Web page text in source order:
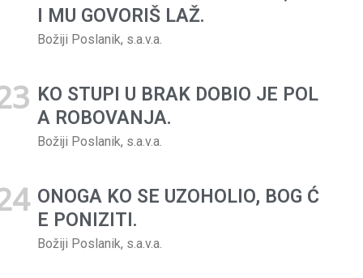
I MU GOVORIŠ LAŽ.
Božiji Poslanik, s.a.v.a.
KO STUPI U BRAK DOBIO JE POL
A ROBOVANJA.
Božiji Poslanik, s.a.v.a.
ONOGA KO SE UZOHOLIO, BOG Ć
E PONIZITI.
Božiji Poslanik, s.a.v.a.